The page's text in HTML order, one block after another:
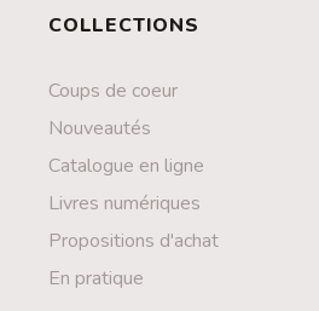
COLLECTIONS
Coups de coeur
Nouveautés
Catalogue en ligne
Livres numériques
Propositions d'achat
En pratique